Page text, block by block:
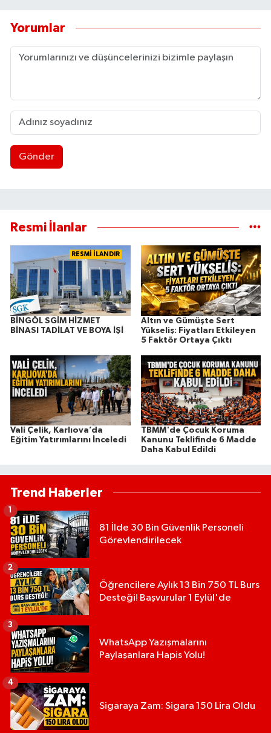
Yorumlar
Gönder
Resmi İlanlar
RESMİ İLANDIR
BİNGÖL SGİM HİZMET
BİNASI TADİLAT VE BOYA İŞİ
Altın ve Gümüşte Sert
Yükseliş: Fiyatları Etkileyen
5 Faktör Ortaya Çıktı
Vali Çelik, Karlıova’da
Eğitim Yatırımlarını İnceledi
TBMM'de Çocuk Koruma
Kanunu Teklifinde 6 Madde
Daha Kabul Edildi
Trend Haberler
81 İlde 30 Bin Güvenlik Personeli
Görevlendirilecek
1
Öğrencilere Aylık 13 Bin 750 TL Burs
Desteği! Başvurular 1 Eylül'de
2
WhatsApp Yazışmalarını
Paylaşanlara Hapis Yolu!
3
Sigaraya Zam: Sigara 150 Lira Oldu
4